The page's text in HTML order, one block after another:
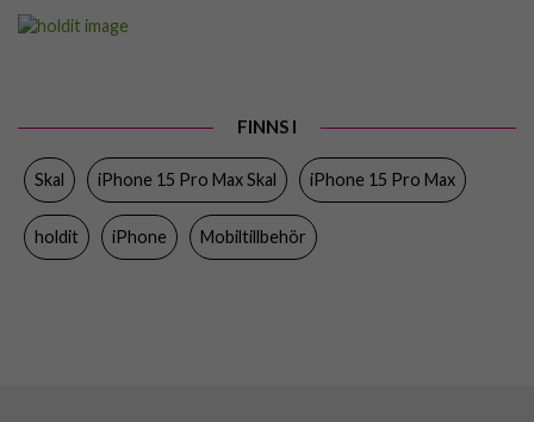
Färg Blå, Genomskinlig
Material Hårdplast (PC), Mjukplast (TPU)
Varumärke
FINNS I
Skal iPhone 15 Pro Max Skal iPhone 15 Pro Max
holdit iPhone Mobiltillbehör